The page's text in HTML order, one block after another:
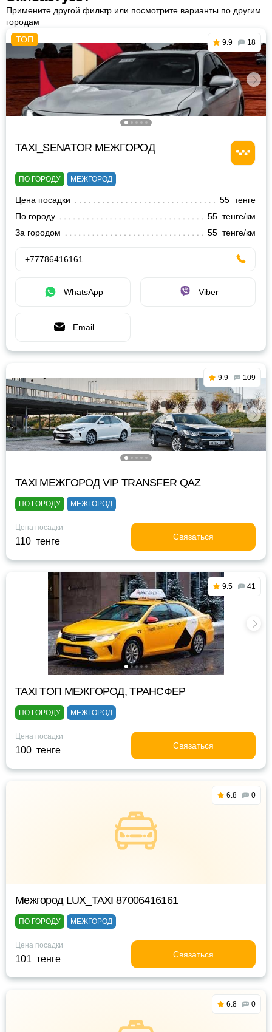
Примените другой фильтр или посмотрите варианты по другим
городам
9.9 18
TAXI_SENATOR МЕЖГОРОД
ПО ГОРОДУ МЕЖГОРОД
Цена посадки
55 тенге
По городу
55 тенге/км
За городом
55 тенге/км
+77786416161
WhatsApp Viber
Email
9.9 109
TAXI МЕЖГОРОД VIP TRANSFER QАZ
ПО ГОРОДУ МЕЖГОРОД
Цена посадки
110 тенге Связаться
9.5 41
TAXI TOП МЕЖГОРОД, ТРАНСФЕР
ПО ГОРОДУ МЕЖГОРОД
Цена посадки
100 тенге Связаться
6.8 0
Межгород LUX_TAXI 87006416161
ПО ГОРОДУ МЕЖГОРОД
Цена посадки
101 тенге Связаться
6.8 0